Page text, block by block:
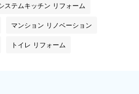
ステムキッチン リフォーム
マンション リノベーション
トイレ リフォーム